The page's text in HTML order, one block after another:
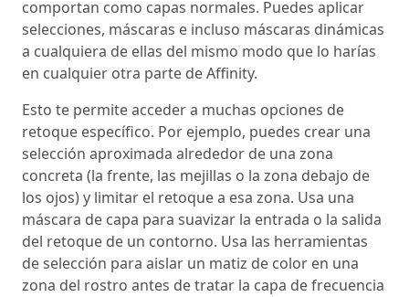
comportan como capas normales. Puedes aplicar
selecciones, máscaras e incluso máscaras dinámicas
a cualquiera de ellas del mismo modo que lo harías
en cualquier otra parte de Affinity.
Esto te permite acceder a muchas opciones de
retoque específico. Por ejemplo, puedes crear una
selección aproximada alrededor de una zona
concreta (la frente, las mejillas o la zona debajo de
los ojos) y limitar el retoque a esa zona. Usa una
máscara de capa para suavizar la entrada o la salida
del retoque de un contorno. Usa las herramientas
de selección para aislar un matiz de color en una
zona del rostro antes de tratar la capa de frecuencia